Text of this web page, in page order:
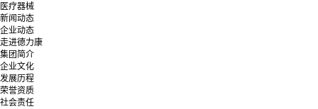
医疗器械
新闻动态
企业动态
走进德力康
集团简介
企业文化
发展历程
荣誉资质
社会责任